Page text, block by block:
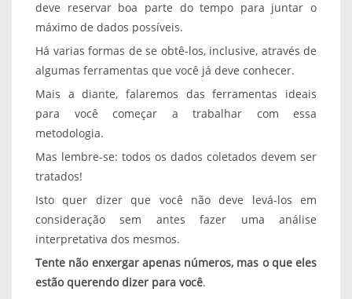
deve reservar boa parte do tempo para juntar o
máximo de dados possíveis.
Há varias formas de se obtê-los, inclusive, através de
algumas ferramentas que você já deve conhecer.
Mais a diante, falaremos das ferramentas ideais
para você começar a trabalhar com essa
metodologia.
Mas lembre-se: todos os dados coletados devem ser
tratados!
Isto quer dizer que você não deve levá-los em
consideração sem antes fazer uma análise
interpretativa dos mesmos.
Tente não enxergar apenas números, mas o que eles
estão querendo dizer para você.